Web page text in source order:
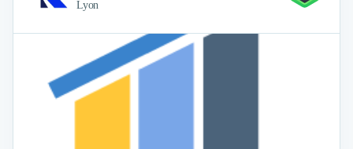
Bureaux d'Entreprise
Logistique
Lyon